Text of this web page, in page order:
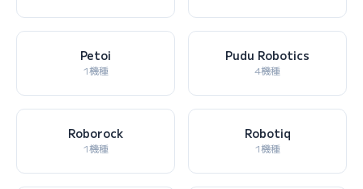
Petoi
1機種
Pudu Robotics
4機種
Roborock
1機種
Robotiq
1機種